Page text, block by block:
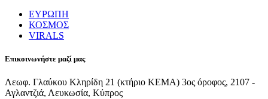
ΕΥΡΩΠΗ
ΚΟΣΜΟΣ
VIRALS
Επικοινωνήστε μαζί μας
Λεωφ. Γλαύκου Κληρίδη 21 (κτήριο ΚΕΜΑ) 3ος όροφος, 2107 -
Αγλαντζιά, Λευκωσία, Κύπρος